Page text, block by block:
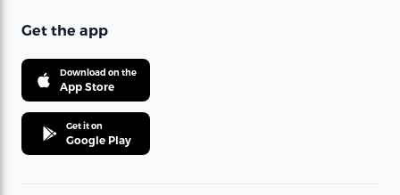
Get the app
Download on the
App Store
Get it on
Google Play